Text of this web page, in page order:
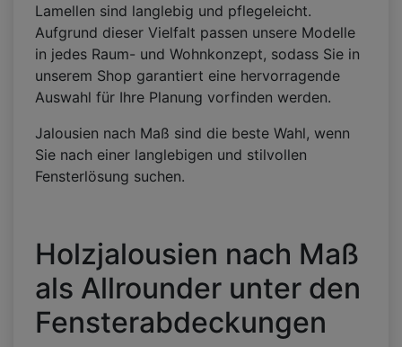
Lamellen sind langlebig und pflegeleicht.
Aufgrund dieser Vielfalt passen unsere Modelle
in jedes Raum- und Wohnkonzept, sodass Sie in
unserem Shop garantiert eine hervorragende
Auswahl für Ihre Planung vorfinden werden.
Jalousien nach Maß sind die beste Wahl, wenn
Sie nach einer langlebigen und stilvollen
Fensterlösung suchen.
Holzjalousien nach Maß
als Allrounder unter den
Fensterabdeckungen